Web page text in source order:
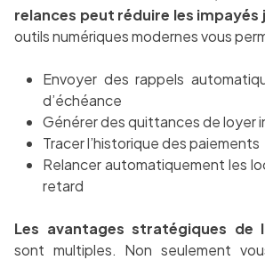
relances peut réduire les impayés
outils numériques modernes vous
Envoyer des rappels
d’échéance
Générer des quittances de loyer
Tracer l’historique des paiements
Relancer automatiquement les
retard
Les avantages stratégiques de
sont multiples. Non seulement